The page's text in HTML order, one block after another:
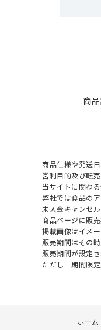
商
商品仕様や発送
営利目的及び転
当サイトに関わ
弊社では食品の
未入金キャンセ
商品ページに販
掲載画像はイメ
販売期間はその
販売期間が設定
ただし「期間限
ホーム